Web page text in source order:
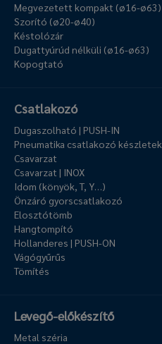
Megvezetett kompakt (ø16-ø63)
Szorító (ø20-ø40)
Késtolózár
Dugattyúrúd nélküli (ø16-ø63)
Kopogtató
Csatlakozó
Dugaszolható | PUSH-IN
Pneumatika csatlakozó készletek
Csavarzat
Csavarzat | INOX
Idom (könyök, T, Y…)
Önzáró gyorscsatlakozó
Elosztótömb
Hangtompító
Hollanderes | PUSH-ON
Vágógyűrűs
Tömítés
Levegő-előkészítő
Metal széria